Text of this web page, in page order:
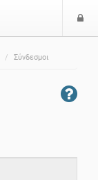
Σύνδεσμοι